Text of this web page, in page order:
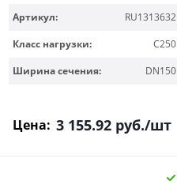
Артикул:
RU1313632
Класс нагрузки:
C250
Ширина сечения:
DN150
Цена: 3 155.92руб./шт